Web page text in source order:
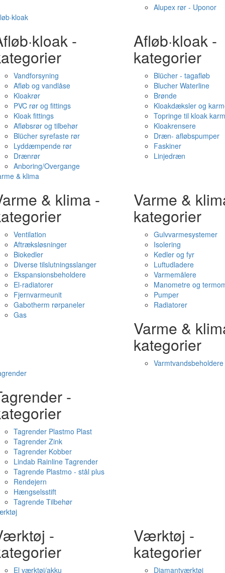
Alupex rør - Uponor
-
Vandforsyning
Afløb og vandlåse
Kloakrør
PVC rør og fittings
Kloak fittings
Afløbsrør og tilbehør
Blücher syrefaste rør
Lyddæmpende rør
Drænrør
Anboring/Overgange
Afløb·kloak -
kategorier
Blücher - tagafløb
Blucher Waterline
Brønde
Kloakdæksler og
Topringe til kloak
Kloakrensere
Dræn- afløbspumper
Faskiner
Linjedræn
& klima
& klima -
Ventilation
Aftræksløsninger
Biokedler
Diverse tilslutningsslanger
Ekspansionsbeholdere
El-radiatorer
Fjernvarmeunit
Gabotherm rørpaneler
Gas
Varme &
kategorier
Gulvvarmesystemer
Isolering
Kedler og fyr
Luftudladere
Varmemålere
Manometre og
Pumper
Radiatorer
Varme &
kategorier
Varmtvandsbeholdere
-
Tagrender Plastmo Plast
Tagrender Zink
Tagrender Kobber
Lindab Rainline Tagrender
Tagrende Plastmo - stål plus
Rendejern
Hængselsstift
Tagrende Tilbehør
-
El værktøj/akku
Værktøj -
kategorier
Diamantværktøj